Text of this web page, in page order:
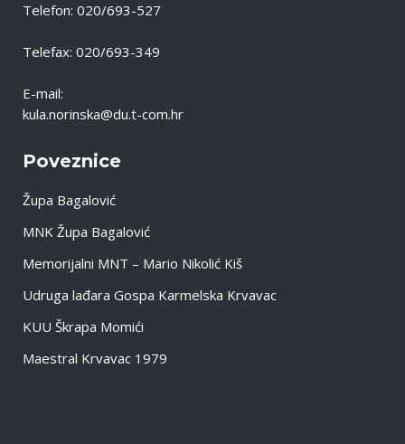
Telefon: 020/693-527
Telefax: 020/693-349
E-mail:
kula.norinska@du.t-com.hr
Poveznice
Župa Bagalović
MNK Župa Bagalović
Memorijalni MNT – Mario Nikolić Kiš
Udruga lađara Gospa Karmelska Krvavac
KUU Škrapa Momići
Maestral Krvavac 1979